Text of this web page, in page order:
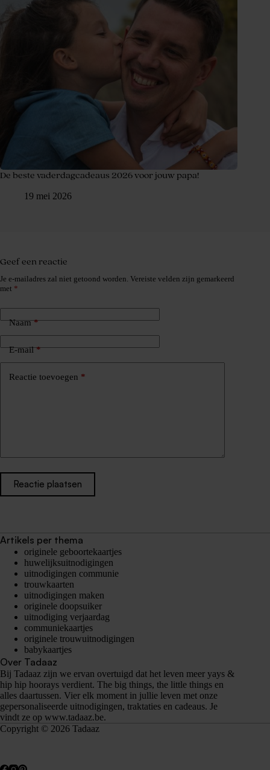
De beste vaderdagcadeaus 2026 voor jouw papa!
19 mei 2026
Geef een reactie
Je e-mailadres zal niet getoond worden. Vereiste velden zijn gemarkeerd
met *
Naam*
E-mail*
Reactie toevoegen *
Reactie plaatsen
Artikels per thema
originele geboortekaartjes
huwelijksuitnodigingen
uitnodigingen communie
trouwkaarten
uitnodigingen maken
originele doopsuiker
uitnodiging verjaardag
communiekaartjes
originele trouwuitnodigingen
babykaartjes
Over Tadaaz
Bij Tadaaz zijn we ervan overtuigd dat het leven meer yays &
hip hip hoorays verdient. The big things, the little things en
alles daartussen. Vier elk moment in jullie leven met onze
gepersonaliseerde uitnodigingen, traktaties en cadeaus. Je
vindt ze op www.tadaaz.be.
Copyright © 2026 Tadaaz